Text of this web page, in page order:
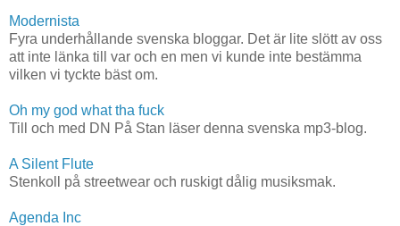
Modernista
Fyra underhållande svenska bloggar. Det är lite slött av oss
att inte länka till var och en men vi kunde inte bestämma
vilken vi tyckte bäst om.
Oh my god what tha fuck
Till och med DN På Stan läser denna svenska mp3-blog.
A Silent Flute
Stenkoll på streetwear och ruskigt dålig musiksmak.
Agenda Inc